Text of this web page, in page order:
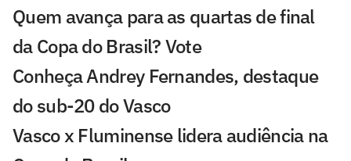
Quem avança para as quartas de final
da Copa do Brasil? Vote
Conheça Andrey Fernandes, destaque
do sub-20 do Vasco
Vasco x Fluminense lidera audiência na